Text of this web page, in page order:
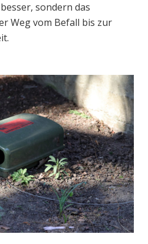
sondern das
Weg vom Befall bis zur